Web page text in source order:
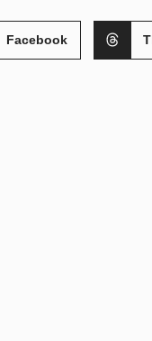
Facebook